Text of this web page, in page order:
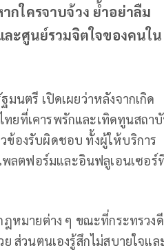
ใครจาบจ้วง ย้ำอย่าลืม
ะศูนย์รวมจิตใจของคนใน
นตรี เปิดเผยว่าหลังจากเกิด
ทยที่เคารพรักและเทิดทูนสถา
ข้องรับผิดชอบ ทั้งผู้ให้บริการ
ลตฟอร์มและอินฟลูเอนเซอร์
ฎหมายต่าง ๆ ขณะที่กระทรวง
ส่วนตนเองรู้สึกไม่สบายใจแล